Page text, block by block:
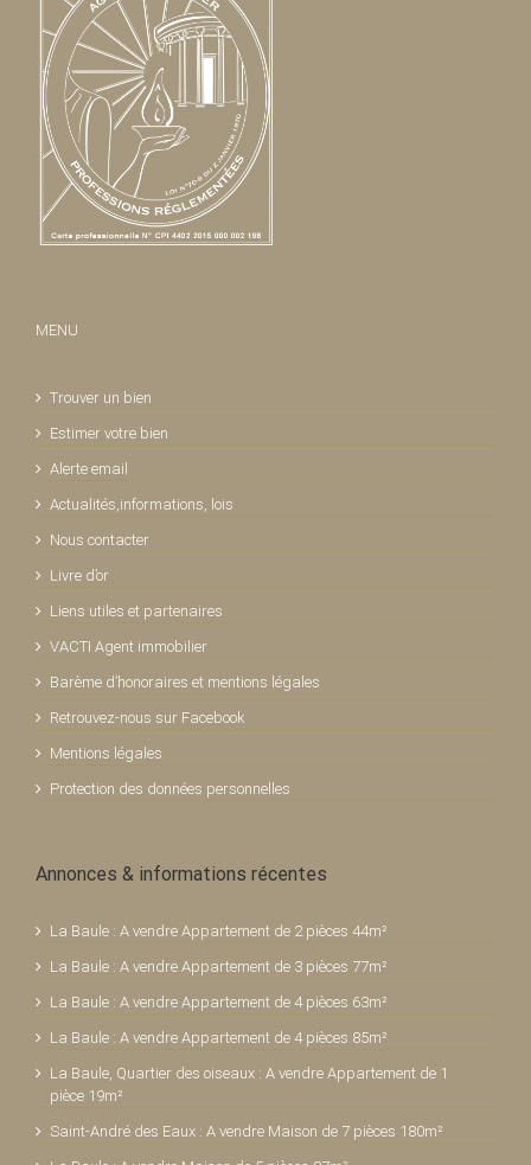
MENU
Trouver un bien
Estimer votre bien
Alerte email
Actualités,informations, lois
Nous contacter
Livre d’or
Liens utiles et partenaires
VACTI Agent immobilier
Barème d’honoraires et mentions légales
Retrouvez-nous sur Facebook
Mentions légales
Protection des données personnelles
Annonces & informations récentes
La Baule : A vendre Appartement de 2 pièces 44m²
La Baule : A vendre Appartement de 3 pièces 77m²
La Baule : A vendre Appartement de 4 pièces 63m²
La Baule : A vendre Appartement de 4 pièces 85m²
La Baule, Quartier des oiseaux : A vendre Appartement de 1
pièce 19m²
Saint-André des Eaux : A vendre Maison de 7 pièces 180m²